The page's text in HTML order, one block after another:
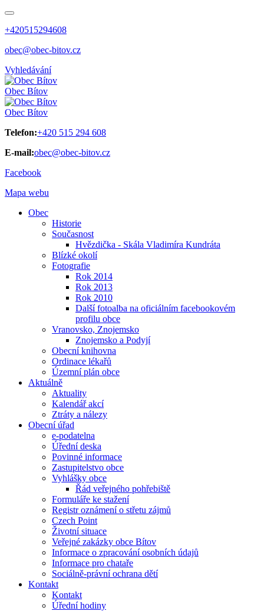
+420515294608
obec@obec-bitov.cz
Vyhledávání
Obec Bítov
Obec Bítov
Telefon:+420 515 294 608
E-mail:obec@obec-bitov.cz
Facebook
Mapa webu
Obec
Historie
Současnost
Hvězdička - Skála Vladimíra Kundráta
Blízké okolí
Fotografie
Rok 2014
Rok 2013
Rok 2010
Další fotoalba na oficiálním facebookovém
profilu obce
Vranovsko, Znojemsko
Znojemsko a Podyjí
Obecní knihovna
Ordinace lékařů
Územní plán obce
Aktuálně
Aktuality
Kalendář akcí
Ztráty a nálezy
Obecní úřad
e-podatelna
Úřední deska
Povinné informace
Zastupitelstvo obce
Vyhlášky obce
Řád veřejného pohřebiště
Formuláře ke stažení
Registr oznámení o střetu zájmů
Czech Point
Životní situace
Veřejné zakázky obce Bítov
Informace o zpracování osobních údajů
Informace pro chataře
Sociálně-právní ochrana dětí
Kontakt
Kontakt
Úřední hodiny